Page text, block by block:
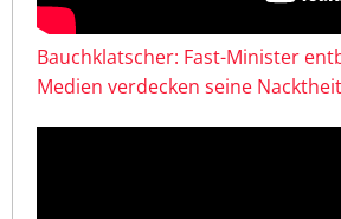
Bauchklatscher: Fast-Minister
Medien verdecken seine Nacktheit